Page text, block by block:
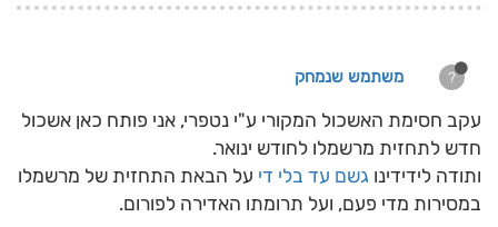
? משתמש שנמחק
עקב חסימת האשכול המקורי ע"י נטפרי, אני פותח כאן אשכול
חדש לתחזית מרשמלו לחודש ינואר.
ותודה לידידינו גשם עד בלי די על הבאת התחזית של מרשמלו
במסירות מדי פעם, ועל תרומתו האדירה לפורום.